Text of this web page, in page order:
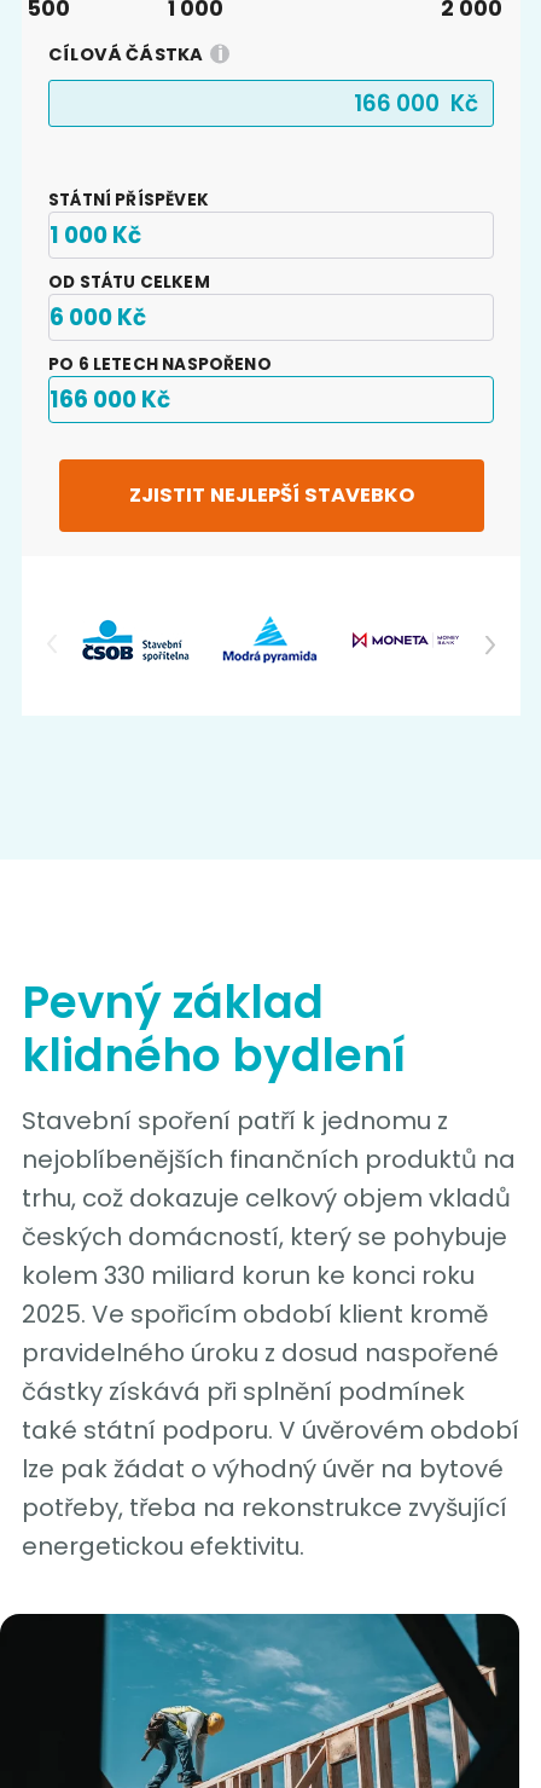
Pevný základ
klidného bydlení
Stavební spoření patří k jednomu z
nejoblíbenějších finančních produktů na
trhu, což dokazuje celkový objem vkladů
českých domácností, který se pohybuje
kolem 330 miliard korun ke konci roku
2025. Ve spořicím období klient kromě
pravidelného úroku z dosud naspořené
částky získává při splnění podmínek
také státní podporu. V úvěrovém období
lze pak žádat o výhodný úvěr na bytové
potřeby, třeba na rekonstrukce zvyšující
energetickou efektivitu.